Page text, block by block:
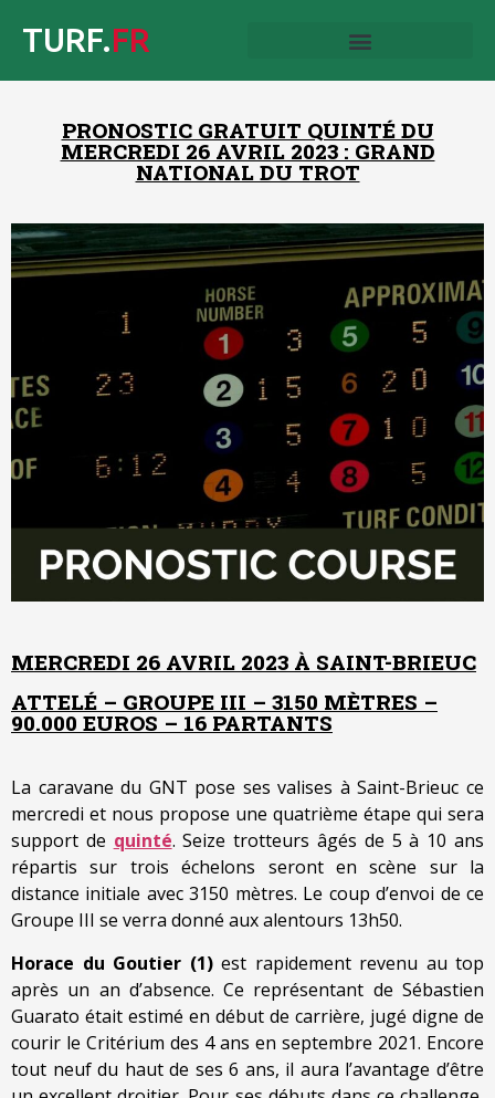
TURF.FR
PRONOSTIC GRATUIT QUINTÉ DU
MERCREDI 26 AVRIL 2023 : GRAND
NATIONAL DU TROT
MERCREDI 26 AVRIL 2023 À SAINT-BRIEUC
ATTELÉ – GROUPE III – 3150 MÈTRES –
90.000 EUROS – 16 PARTANTS
La caravane du GNT pose ses valises à Saint-Brieuc ce
mercredi et nous propose une quatrième étape qui sera
support de quinté. Seize trotteurs âgés de 5 à 10 ans
répartis sur trois échelons seront en scène sur la
distance initiale avec 3150 mètres. Le coup d’envoi de ce
Groupe III se verra donné aux alentours 13h50.
Horace du Goutier (1) est rapidement revenu au top
après un an d’absence. Ce représentant de Sébastien
Guarato était estimé en début de carrière, jugé digne de
courir le Critérium des 4 ans en septembre 2021. Encore
tout neuf du haut de ses 6 ans, il aura l’avantage d’être